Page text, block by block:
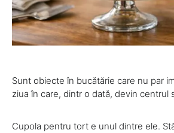
Sunt obiecte în bucătărie care nu par
ziua în care, dintr o dată, devin centrul
Cupola pentru tort e unul dintre ele.